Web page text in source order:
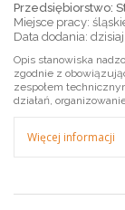
Przedsiębiorstwo:
Miejsce pracy:
dzisiaj
Opis stanowiska
zgodnie z
zespołem
działań,
Więcej informacji